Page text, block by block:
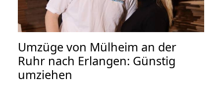
Umzüge von Mülheim an der
Ruhr nach Erlangen: Günstig
umziehen